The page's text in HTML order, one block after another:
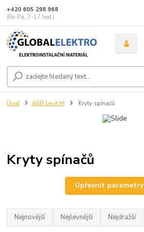
+420 605 298 968
(Po-Pá, 7-17 hod.)
Úvod ABB Levit M Kryty spínačů
Kryty spínačů
Upřesnit parametry
Nejnovější Nejlevnější Nejdražší